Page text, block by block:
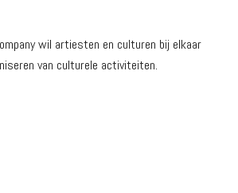
wil artiesten en culturen bij elkaar
van culturele activiteiten.